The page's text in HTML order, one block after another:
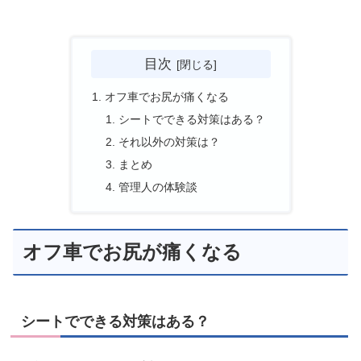
目次
オフ車でお尻が痛くなる
シートでできる対策はある？
それ以外の対策は？
まとめ
管理人の体験談
オフ車でお尻が痛くなる
シートでできる対策はある？